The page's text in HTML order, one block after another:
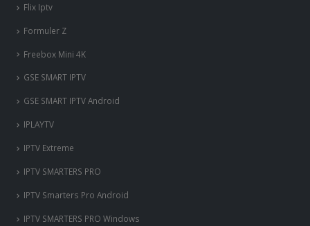
Flix Iptv
Formuler Z
Freebox Mini 4K
‎GSE SMART IPTV
GSE SMART IPTV Android
IPLAYTV
IPTV Extreme
IPTV SMARTERS PRO
IPTV Smarters Pro Android
IPTV SMARTERS PRO Windows